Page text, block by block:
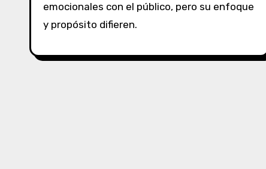
c
o
n
emocionales con el público, pero su enfoque
y propósito difieren.